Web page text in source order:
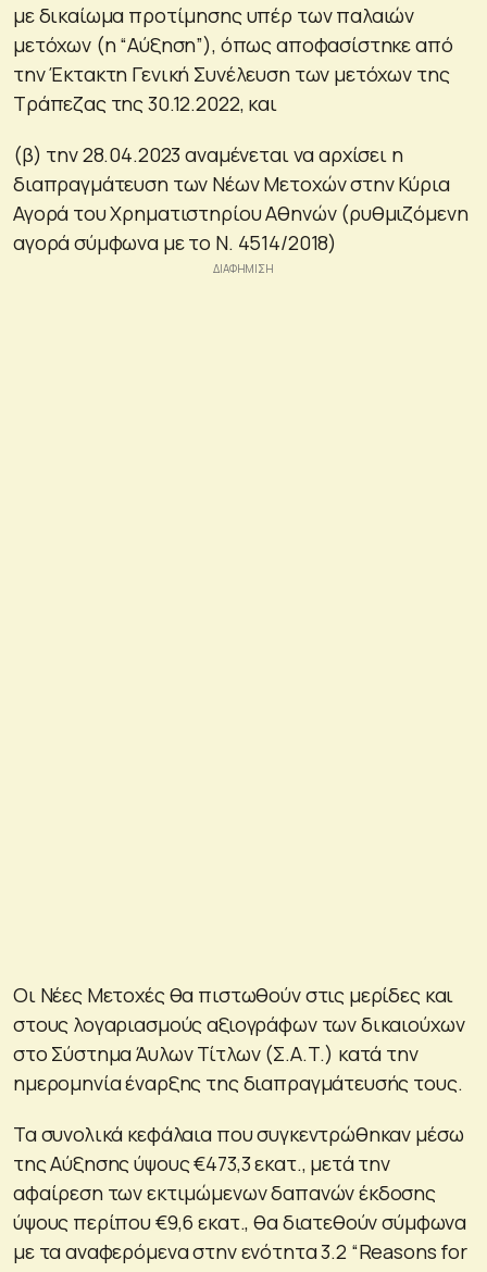
με δικαίωμα προτίμησης υπέρ των παλαιών
μετόχων (η “Αύξηση”), όπως αποφασίστηκε από
την Έκτακτη Γενική Συνέλευση των μετόχων της
Τράπεζας της 30.12.2022, και
(β) την 28.04.2023 αναμένεται να αρχίσει η
διαπραγμάτευση των Νέων Μετοχών στην Κύρια
Αγορά του Χρηματιστηρίου Αθηνών (ρυθμιζόμενη
αγορά σύμφωνα με το Ν. 4514/2018)
Οι Νέες Μετοχές θα πιστωθούν στις μερίδες και
στους λογαριασμούς αξιογράφων των δικαιούχων
στο Σύστημα Άυλων Τίτλων (Σ.Α.Τ.) κατά την
ημερομηνία έναρξης της διαπραγμάτευσής τους.
Τα συνολικά κεφάλαια που συγκεντρώθηκαν μέσω
της Αύξησης ύψους €473,3 εκατ., μετά την
αφαίρεση των εκτιμώμενων δαπανών έκδοσης
ύψους περίπου €9,6 εκατ., θα διατεθούν σύμφωνα
με τα αναφερόμενα στην ενότητα 3.2 “Reasons for